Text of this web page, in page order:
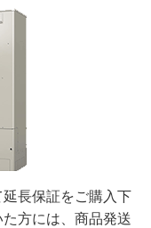
長保証をご購入下
方には、商品発送